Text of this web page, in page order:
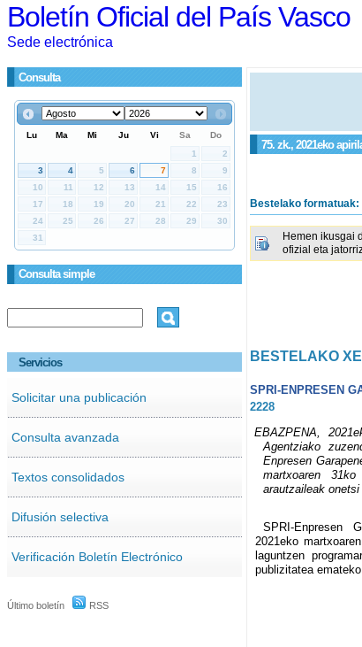
Boletín Oficial del País Vasco
Sede electrónica
Consulta
Consulta simple
Servicios
Solicitar una publicación
Consulta avanzada
Textos consolidados
Difusión selectiva
Verificación Boletín Electrónico
Último boletín RSS
75. zk., 2021eko
Bestelako formatuak:
Hemen ikusgai
ofizial eta
BESTELAKO
SPRI-ENPRESEN
2228
EBAZPENA,
Agentziako
Enpresen
martxoaren
arautzaileak onetsi
SPRI-Enpresen
2021eko
laguntzen
publizitatea emateko